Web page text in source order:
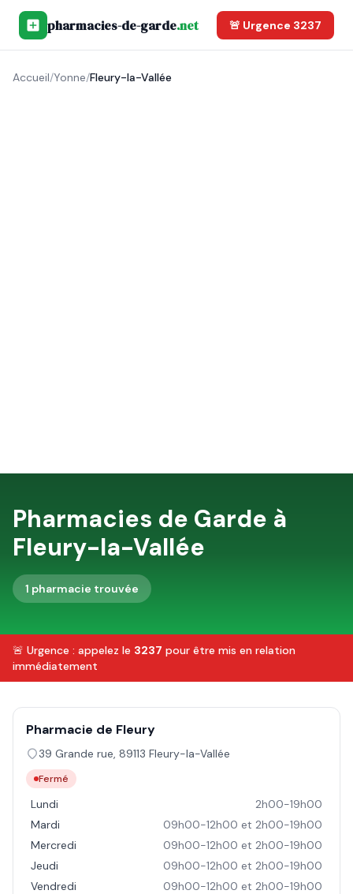
pharmacies-de-garde.net 🚨 Urgence 3237
Accueil/Yonne/Fleury-la-Vallée
Pharmacies de Garde à
Fleury-la-Vallée
1 pharmacie trouvée
🚨 Urgence : appelez le 3237 pour être mis en relation
immédiatement
Pharmacie de Fleury
39 Grande rue, 89113 Fleury-la-Vallée
Fermé
Lundi
2h00-19h00
Mardi
09h00-12h00 et 2h00-19h00
Mercredi
09h00-12h00 et 2h00-19h00
Jeudi
09h00-12h00 et 2h00-19h00
Vendredi
09h00-12h00 et 2h00-19h00